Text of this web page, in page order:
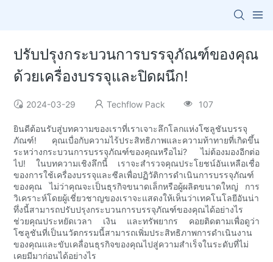
ปรับปรุงกระบวนการบรรจุภัณฑ์ของคุณ
ด้วยเครื่องบรรจุและปิดผนึก!
2024-03-29 Techflow Pack 107
ยินดีต้อนรับสู่บทความของเราที่เราเจาะลึกโลกแห่งโซลูชันบรรจุ
ภัณฑ์! คุณเบื่อกับความไร้ประสิทธิภาพและความท้าทายที่เกิดขึ้น
ระหว่างกระบวนการบรรจุภัณฑ์ของคุณหรือไม่? ไม่ต้องมองอีกต่อ
ไป! ในบทความเชิงลึกนี้ เราจะสำรวจคุณประโยชน์อันเหลือเชื่อ
ของการใช้เครื่องบรรจุและซีลเพื่อปฏิวัติการดำเนินการบรรจุภัณฑ์
ของคุณ ไม่ว่าคุณจะเป็นธุรกิจขนาดเล็กหรือผู้ผลิตขนาดใหญ่ การ
วิเคราะห์โดยผู้เชี่ยวชาญของเราจะแสดงให้เห็นว่าเทคโนโลยีอันน่า
ทึ่งนี้สามารถปรับปรุงกระบวนการบรรจุภัณฑ์ของคุณได้อย่างไร
ช่วยคุณประหยัดเวลา เงิน และทรัพยากร คอยติดตามเพื่อดูว่า
โซลูชันที่เป็นนวัตกรรมนี้สามารถเพิ่มประสิทธิภาพการดำเนินงาน
ของคุณและขับเคลื่อนธุรกิจของคุณไปสู่ความสำเร็จในระดับที่ไม่
เคยมีมาก่อนได้อย่างไร